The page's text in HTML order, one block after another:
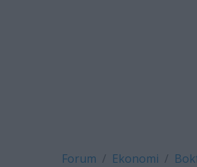
Forum Ekonomi